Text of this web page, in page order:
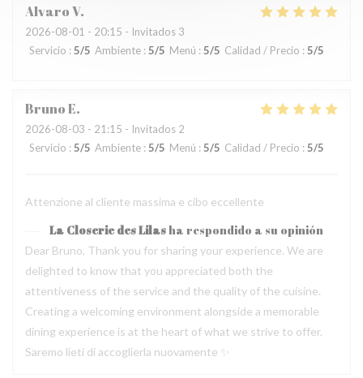
AlvaroV
2026-08-01 - 20:15 - Invitados 3
Servicio : 5/5 Ambiente : 5/5 Menú : 5/5 Calidad / Precio : 5/5
BrunoE
2026-08-03 - 21:15 - Invitados 2
Servicio : 5/5 Ambiente : 5/5 Menú : 5/5 Calidad / Precio : 5/5
Attenzione al cliente massima e cibo eccellente
La Closerie des Lilasha respondido a su opinión
Dear Bruno, Thank you for sharing your experience. We are
delighted to know that you appreciated both the
attentiveness of the service and the quality of the cuisine.
Creating a welcoming environment alongside a memorable
dining experience is at the heart of what we strive to offer.
Saremo lieti di accoglierla nuovamente ✨